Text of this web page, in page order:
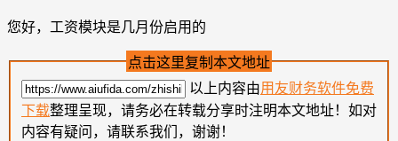
您好，工资模块是几月份启用的
点击这里复制本文地址
以上内容由用友财务软件免费
下载整理呈现，请务必在转载分享时注明本文地址！如对
内容有疑问，请联系我们，谢谢！